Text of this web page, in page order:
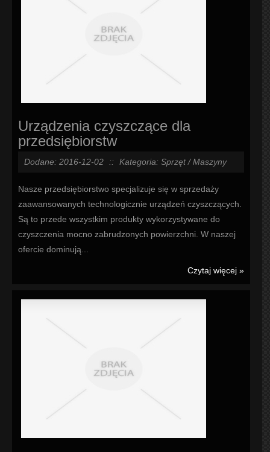
Urządzenia czyszczące dla
przedsiębiorstw
Dodane: 2016-12-02 :: Kategoria: Sprzęt / Maszyny
Nasze przedsiębiorstwo specjalizuje się w sprzedaży
zaawansowanych technologicznie urządzeń czyszczących.
Są to przede wszystkim produkty wykorzystywane do
czyszczenia mocno zabrudzonych powierzchni. W naszej
ofercie dominują...
Czytaj więcej »